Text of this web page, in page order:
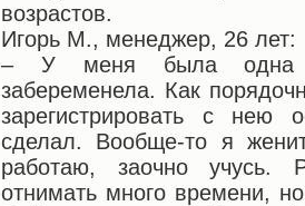
возрастов.
Игорь М., менеджер, 26 лет:
– У меня была одна
забеременела. Как
зарегистрировать с нею
сделал. Вообще-то я
работаю, заочно учусь.
отнимать много времени,